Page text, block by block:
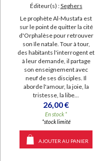
Éditeur(s) :Seghers
Le prophète Al-Mustafa est
sur le point de quitter la cité
d'Orphalèse pour retrouver
son île natale. Tour à tour,
des habitants l'interrogent et
à leur demande, il partage
son enseignement avec
neuf de ses disciples. Il
aborde l'amour, la joie, la
tristesse, la libe...
26,00 €
En stock *
*stock limité
AJOUTER AU PANIER